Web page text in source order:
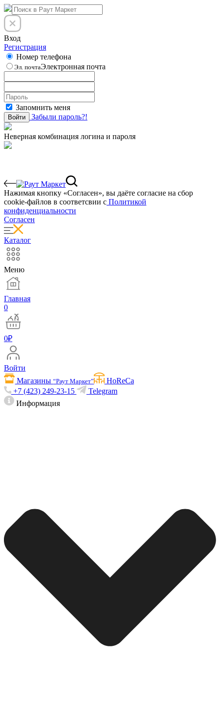
Вход
Регистрация
Номер телефона
Эл. почтаЭлектронная почта
Запомнить меня
Войти Забыли пароль?!
Неверная комбинация логина и пароля
Нажимая кнопку «Согласен», вы даёте cогласие на сбор
cookie-файлов в соответсвии с Политикой
конфиденциальности
Согласен
Каталог
Меню
Главная
0
0₽
Войти
Магазины“Раут Маркет”
HoReCa
+7 (423) 249-23-15
Telegram
Информация